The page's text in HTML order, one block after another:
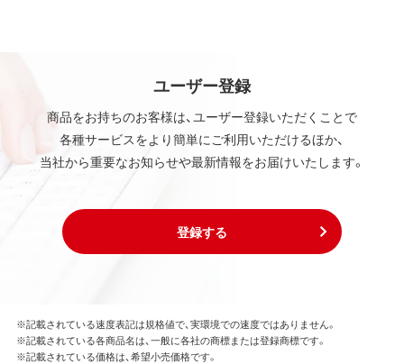
ユーザー登録
商品をお持ちのお客様は、ユーザー登録いただくことで
各種サービスをより簡単にご利用いただけるほか、
当社から重要なお知らせや最新情報をお届けいたします。
登録する
※記載されている速度表記は規格値で、実環境での速度ではありません。
※記載されている各商品名は、一般に各社の商標または登録商標です。
※記載されている価格は、希望小売価格です。